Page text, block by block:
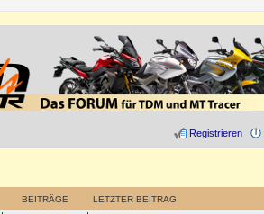
Registrieren
BEITRÄGE LETZTER BEITRAG